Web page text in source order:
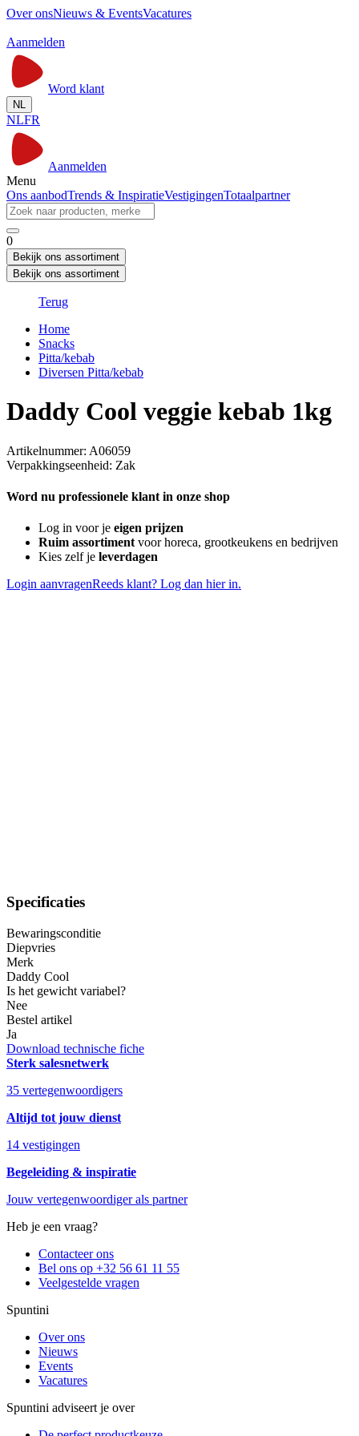
Over onsNieuws & EventsVacatures
Aanmelden
Word klant
NL
NLFR
Aanmelden
Menu
Ons aanbodTrends & InspiratieVestigingenTotaalpartner
0
Bekijk ons assortiment
Bekijk ons assortiment
Terug
Home
Snacks
Pitta/kebab
Diversen Pitta/kebab
Daddy Cool veggie kebab 1kg
Artikelnummer: A06059
Verpakkingseenheid: Zak
Word nu professionele klant in onze shop
Log in voor je eigen prijzen
Ruim assortimentvoor horeca, grootkeukens en bedrijven
Kies zelf je leverdagen
Login aanvragenReeds klant? Log dan hier in.
Specificaties
Bewaringsconditie
Diepvries
Merk
Daddy Cool
Is het gewicht variabel?
Nee
Bestel artikel
Ja
Download technische fiche
Sterk salesnetwerk
35 vertegenwoordigers
Altijd tot jouw dienst
14 vestigingen
Begeleiding & inspiratie
Jouw vertegenwoordiger als partner
Heb je een vraag?
Contacteer ons
Bel ons op +32 56 61 11 55
Veelgestelde vragen
Spuntini
Over ons
Nieuws
Events
Vacatures
Spuntini adviseert je over